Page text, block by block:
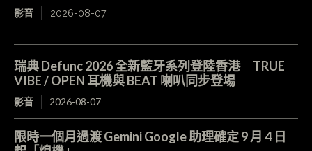
影音 2026-08-07
瑞典 Defunc 2026 全新藍牙系列登陸香港 TRUE
VIBE / OPEN 耳機與 BEAT 喇叭同步登場
影音 2026-08-07
限時一個月過渡 Gemini Google 助理確定 9 月 4 日